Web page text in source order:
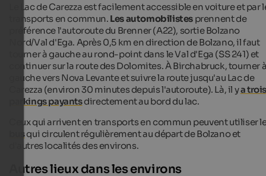
Le Lac de Carezza est facilement accessible en voiture et par
transports en commun. Les automobilistes prennent de
préférence l'autoroute du Brenner (A22), sortie Bolzano
Nord/Val d'Ega. Après 0,5 km en direction de Bolzano, il faut
tourner à gauche au rond-point dans le Val d'Ega (SS 241) et
continuer sur la route des Dolomites. À Birchabruck, tourner
gauche vers Nova Levante et suivre la route jusqu'au Lac de
Carezza (environ 30 minutes depuis l'autoroute). Là, il ya
parkings payantsdirectement au bord du lac.
Ceux qui arrivent en transports en commun peuvent utiliser
busqui circulent régulièrement au départ de Bolzano et
d'autres localités des environs.
Autres lieux dans les environs